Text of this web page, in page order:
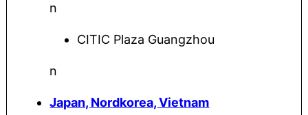
n
CITIC Plaza Guangzhou
n
Japan, Nordkorea, Vietnam